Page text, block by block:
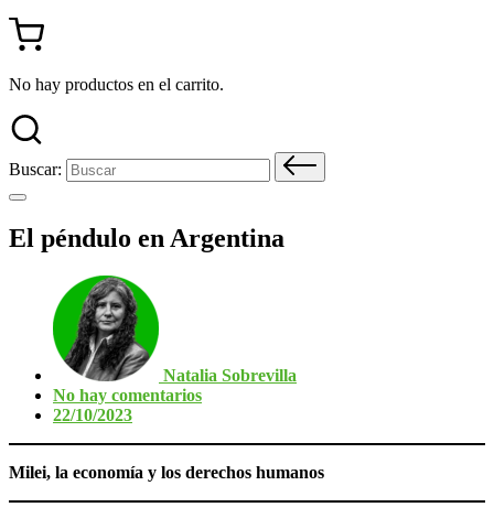
No hay productos en el carrito.
Buscar:
El péndulo en Argentina
Natalia Sobrevilla
No hay comentarios
22/10/2023
Milei, la economía y los derechos humanos